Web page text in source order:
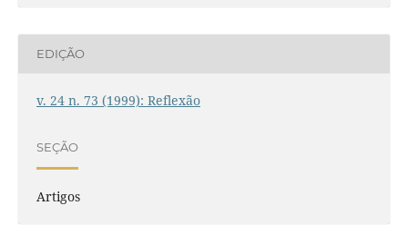
EDIÇÃO
v. 24 n. 73 (1999): Reflexão
SEÇÃO
Artigos